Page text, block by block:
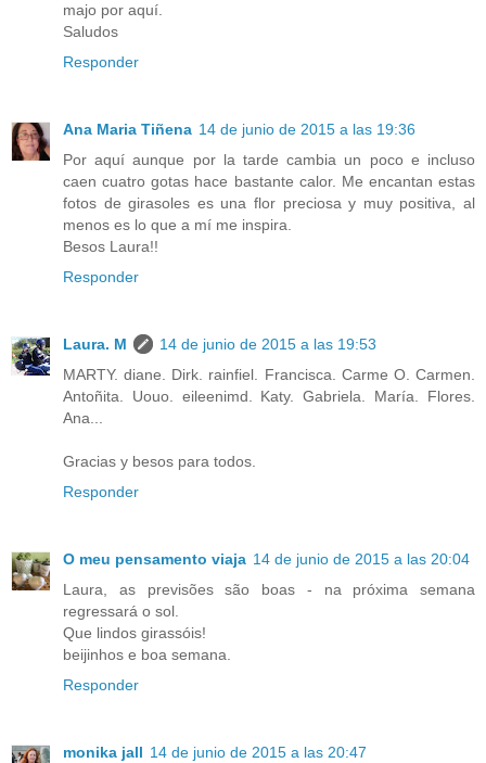
majo por aquí.
Saludos
Responder
Ana Maria Tiñena 14 de junio de 2015 a las 19:36
Por aquí aunque por la tarde cambia un poco e incluso
caen cuatro gotas hace bastante calor. Me encantan estas
fotos de girasoles es una flor preciosa y muy positiva, al
menos es lo que a mí me inspira.
Besos Laura!!
Responder
Laura. M
14 de junio de 2015 a las 19:53
MARTY. diane. Dirk. rainfiel. Francisca. Carme O. Carmen.
Antoñita. Uouo. eileenimd. Katy. Gabriela. María. Flores.
Ana...
Gracias y besos para todos.
Responder
O meu pensamento viaja 14 de junio de 2015 a las 20:04
Laura, as previsões são boas - na próxima semana
regressará o sol.
Que lindos girassóis!
beijinhos e boa semana.
Responder
monika jall 14 de junio de 2015 a las 20:47